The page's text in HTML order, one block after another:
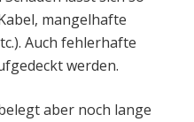
mangelhafte
Auch fehlerhafte
werden.
aber noch lange